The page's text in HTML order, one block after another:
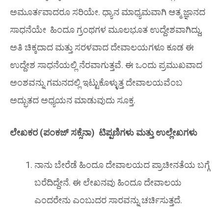
ಅಮೂರ್ತವಾದರೂ ಸರಿಯೇ. ಧ್ಯಾನ ಮಾಧ್ಯಮವಾಗಿ ಆತ್ಮ ಜ್ಞಾನದ
ಸಾಧನೆಯೇ ಹಿಂದೂ ಗ್ರಂಥಗಳ ಮೂಲಭೂತ ಉದ್ದೇಶವಾಗಿದ್ದು,
ಅತಿ ಚಿಕ್ಕದಾದ ಮತ್ತು ಸರಳವಾದ ದೇವಾಲಯಗಳೂ ಕೂಡ ಈ
ಉದ್ದೇಶ ಸಾಧನೆಯಲ್ಲಿ ನೆರವಾಗುತ್ತವೆ. ಈ ಒಂದು ಪ್ರಮುಖವಾದ
ಅಂಶವನ್ನು ಗಮನದಲ್ಲಿ ಇಟ್ಟುಕೊಳ್ಳುತ್ತ ದೇವಾಲಯವೆಂಬ
ಅದ್ಭುತದ ಅಧ್ಯಯನ ಮಾಡುವುದು ಸೂಕ್ತ.
ಲೇಖಕರ (ಪಂಕಜ್ ಸಕ್ಸೆನಾ) ಟಿಪ್ಪಣಿಗಳು ಮತ್ತು ಉಲ್ಲೇಖಗಳು
ನಾನು ಬೇರೆಡೆ ಹಿಂದೂ ದೇವಾಲಯದ ಪ್ರಾಚೀನತೆಯ ಬಗ್ಗೆ
ಬರೆದಿದ್ದೇನೆ. ಈ ಲೇಖನವು ಹಿಂದೂ ದೇವಾಲಯ
ಎಂದರೇನು ಎಂಬುದರ ಸಾರವನ್ನು ಚರ್ಚಿಸುತ್ತದೆ.